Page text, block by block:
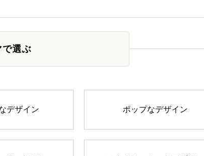
で選ぶ
デザイン ポップなデザイン